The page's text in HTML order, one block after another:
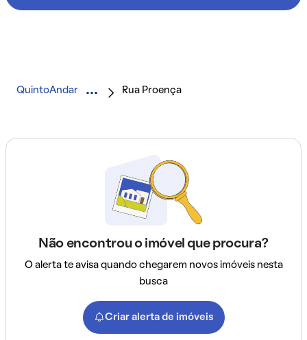
QuintoAndar Rua Proença
Não encontrou o imóvel que procura?
O alerta te avisa quando chegarem novos imóveis nesta
busca
Criar alerta de imóveis